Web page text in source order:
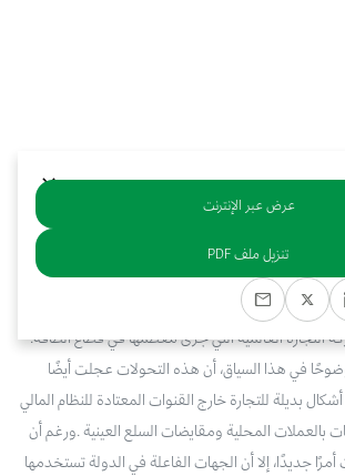
الماضيةالعديدمنالأحداث،بدءًامنالوباءالعالميإلى
19والصراعفيأوكرانيا،
التجارةالعالميةالتيجرىمعظمهافيقطاعالطاقة.
فيهذا السياق،أنهذه التحولاتعجلتأيضًا
أشكالبديلةللتجارةخارجالقنواتالمعتادة للنظامالمالي
بالعملاتالمحليةومقايضاتالسلعالعينية.ورغمأن
أمرًاجديدًا،إلاأنالجهاتالفاعلةفيالدولةتستخدمها
عرض عبر الإنترنت
تنزيل ملف PDF